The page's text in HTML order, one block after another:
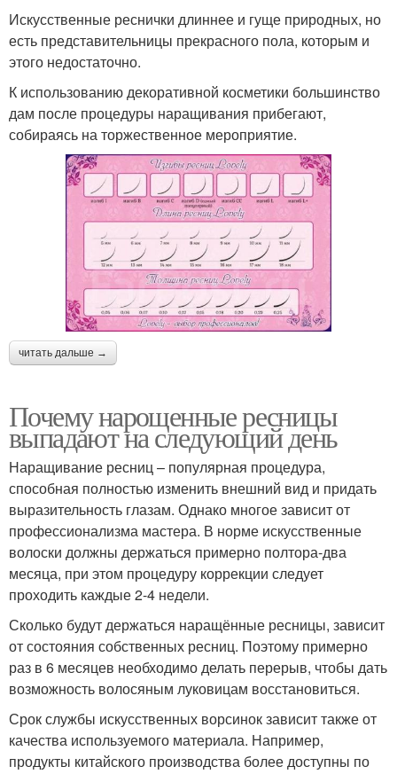
Искусственные реснички длиннее и гуще природных, но
есть представительницы прекрасного пола, которым и
этого недостаточно.
К использованию декоративной косметики большинство
дам после процедуры наращивания прибегают,
собираясь на торжественное мероприятие.
читать дальше →
Почему нарощенные ресницы
выпадают на следующий день
Наращивание ресниц – популярная процедура,
способная полностью изменить внешний вид и придать
выразительность глазам. Однако многое зависит от
профессионализма мастера. В норме искусственные
волоски должны держаться примерно полтора-два
месяца, при этом процедуру коррекции следует
проходить каждые 2-4 недели.
Сколько будут держаться наращённые ресницы, зависит
от состояния собственных ресниц. Поэтому примерно
раз в 6 месяцев необходимо делать перерыв, чтобы дать
возможность волосяным луковицам восстановиться.
Срок службы искусственных ворсинок зависит также от
качества используемого материала. Например,
продукты китайского производства более доступны по